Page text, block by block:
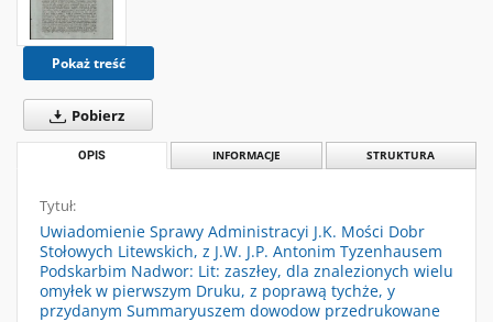
Pokaż treść
Pobierz
OPIS INFORMACJE STRUKTURA
Tytuł:
Uwiadomienie Sprawy Administracyi J.K. Mości Dobr
Stołowych Litewskich, z J.W. J.P. Antonim Tyzenhausem
Podskarbim Nadwor: Lit: zaszłey, dla znalezionych wielu
omyłek w pierwszym Druku, z poprawą tychże, y
przydanym Summaryuszem dowodow przedrukowane